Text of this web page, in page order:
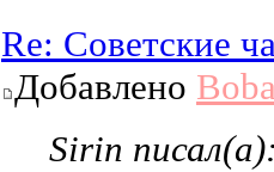
Re: Советские
Добавлено
Sirin